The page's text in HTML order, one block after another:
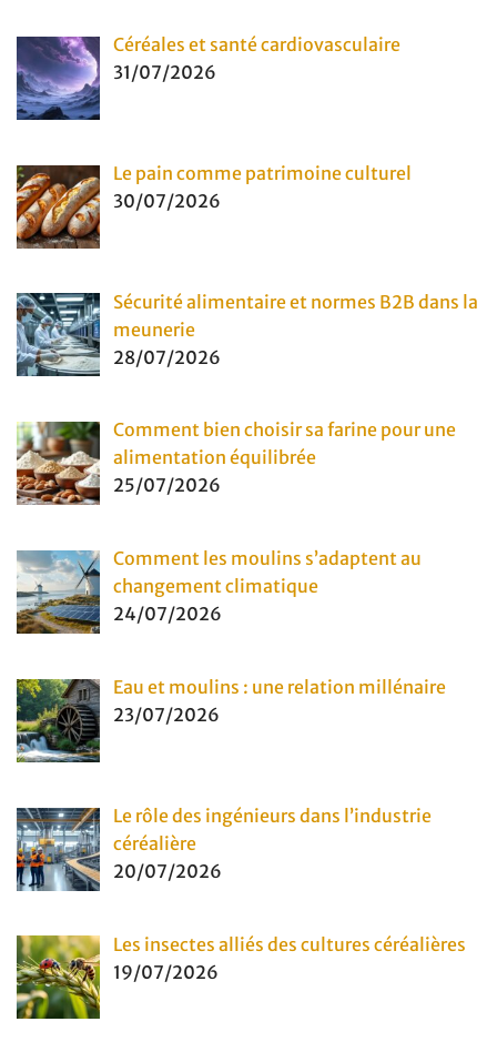
Céréales et santé cardiovasculaire
31/07/2026
Le pain comme patrimoine culturel
30/07/2026
Sécurité alimentaire et normes B2B dans la
meunerie
28/07/2026
Comment bien choisir sa farine pour une
alimentation équilibrée
25/07/2026
Comment les moulins s’adaptent au
changement climatique
24/07/2026
Eau et moulins : une relation millénaire
23/07/2026
Le rôle des ingénieurs dans l’industrie
céréalière
20/07/2026
Les insectes alliés des cultures céréalières
19/07/2026